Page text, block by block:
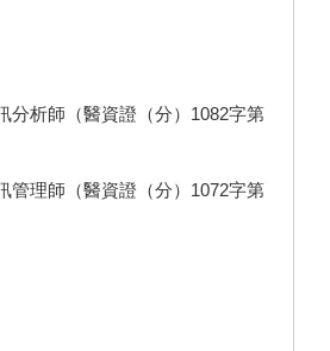
分析師（醫資證（分）1082字第
管理師（醫資證（分）1072字第